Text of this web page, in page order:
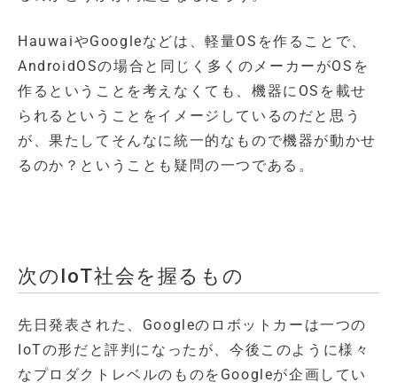
HauwaiやGoogleなどは、軽量OSを作ることで、
AndroidOSの場合と同じく多くのメーカーがOSを
作るということを考えなくても、機器にOSを載せ
られるということをイメージしているのだと思う
が、果たしてそんなに統一的なもので機器が動かせ
るのか？ということも疑問の一つである。
次のIoT社会を握るもの
先日発表された、Googleのロボットカーは一つの
IoTの形だと評判になったが、今後このように様々
なプロダクトレベルのものをGoogleが企画してい